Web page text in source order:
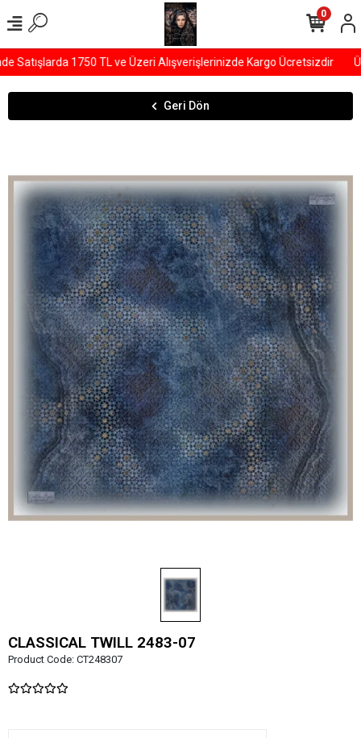
1750 TL ve Üzeri Alışverişlerinizde Kargo Ücretsizdir
0
Geri Dön
CLASSICAL TWILL 2483-07
Product Code: CT248307